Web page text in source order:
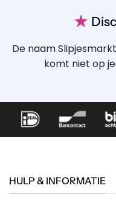
★
De naam
komt niet op
HULP & INFORMATIE